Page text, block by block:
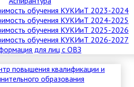
обучения КУКИиТ 2023-2024
обучения КУКИиТ 2024-2025
обучения КУКИиТ 2025-2026
обучения КУКИиТ 2026-2027
для лиц с ОВЗ
повышения квалификации и
образования